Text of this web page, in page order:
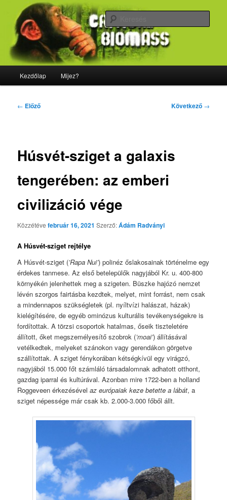
elsődleges
tartalomraCriticalBiomass
Majdnem minden, ami biológia
Kezdőlap Mijez?
Bejegyzés
← Előző Következő →
Húsvét-sziget a galaxis
tengerében: az emberi
civilizáció vége
Közzétévefebruár 16, 2021 Szerző:Ádám Radványi
A Húsvét-sziget rejtélye
A Húsvét-sziget (’Rapa Nui’) polinéz őslakosainak történelme egy
érdekes tanmese. Az első betelepülők nagyjából Kr. u. 400-800
környékén jelenhettek meg a szigeten. Büszke hajózó nemzet
lévén szorgos fairtásba kezdtek, melyet, mint forrást, nem csak
a mindennapos szükségletek (pl. nyíltvízi halászat, házak)
kielégítésére, de egyéb ominózus kulturális tevékenységekre is
fordítottak. A törzsi csoportok hatalmas, őseik tiszteletére
állított, őket megszemélyesítő szobrok (’moai’) állításával
vetélkedtek, melyeket szánokon vagy gerendákon görgetve
szállítottak. A sziget fénykorában kétségkívül egy virágzó,
nagyjából 15.000 főt számláló társadalomnak adhatott otthont,
gazdag iparral és kultúrával. Azonban mire 1722-ben a holland
Roggeveen érkezésévelaz európaiak keze betette a lábát, a
sziget népessége már csak kb. 2.000-3.000 főből állt.